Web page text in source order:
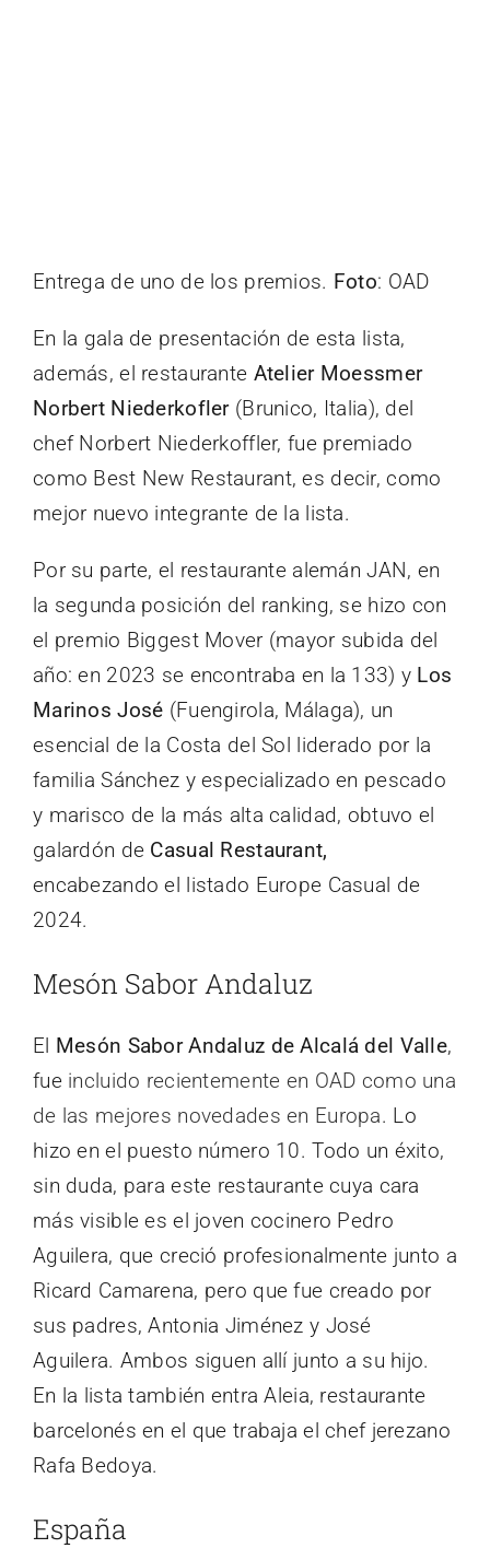
Entrega de uno de los premios. Foto: OAD
En la gala de presentación de esta lista,
además, el restaurante Atelier Moessmer
Norbert Niederkofler(Brunico, Italia), del
chef Norbert Niederkoffler, fue premiado
como Best New Restaurant, es decir, como
mejor nuevo integrante de la lista.
Por su parte, el restaurante alemán JAN, en
la segunda posición del ranking, se hizo con
el premio Biggest Mover (mayor subida del
año: en 2023 se encontraba en la 133) y Los
Marinos José (Fuengirola, Málaga), un
esencial de la Costa del Sol liderado por la
familia Sánchez y especializado en pescado
y marisco de la más alta calidad, obtuvo el
galardón de Casual Restaurant,
encabezando el listado Europe Casual de
2024.
Mesón Sabor Andaluz
El Mesón Sabor Andaluz de Alcalá del Valle,
fue incluido recientemente en OAD como una
de las mejores novedades en Europa. Lo
hizo en el puesto número 10. Todo un éxito,
sin duda, para este restaurante cuya cara
más visible es el joven cocinero Pedro
Aguilera, que creció profesionalmente junto a
Ricard Camarena, pero que fue creado por
sus padres, Antonia Jiménez y José
Aguilera. Ambos siguen allí junto a su hijo.
En la lista también entra Aleia, restaurante
barcelonés en el que trabaja el chef jerezano
Rafa Bedoya.
España